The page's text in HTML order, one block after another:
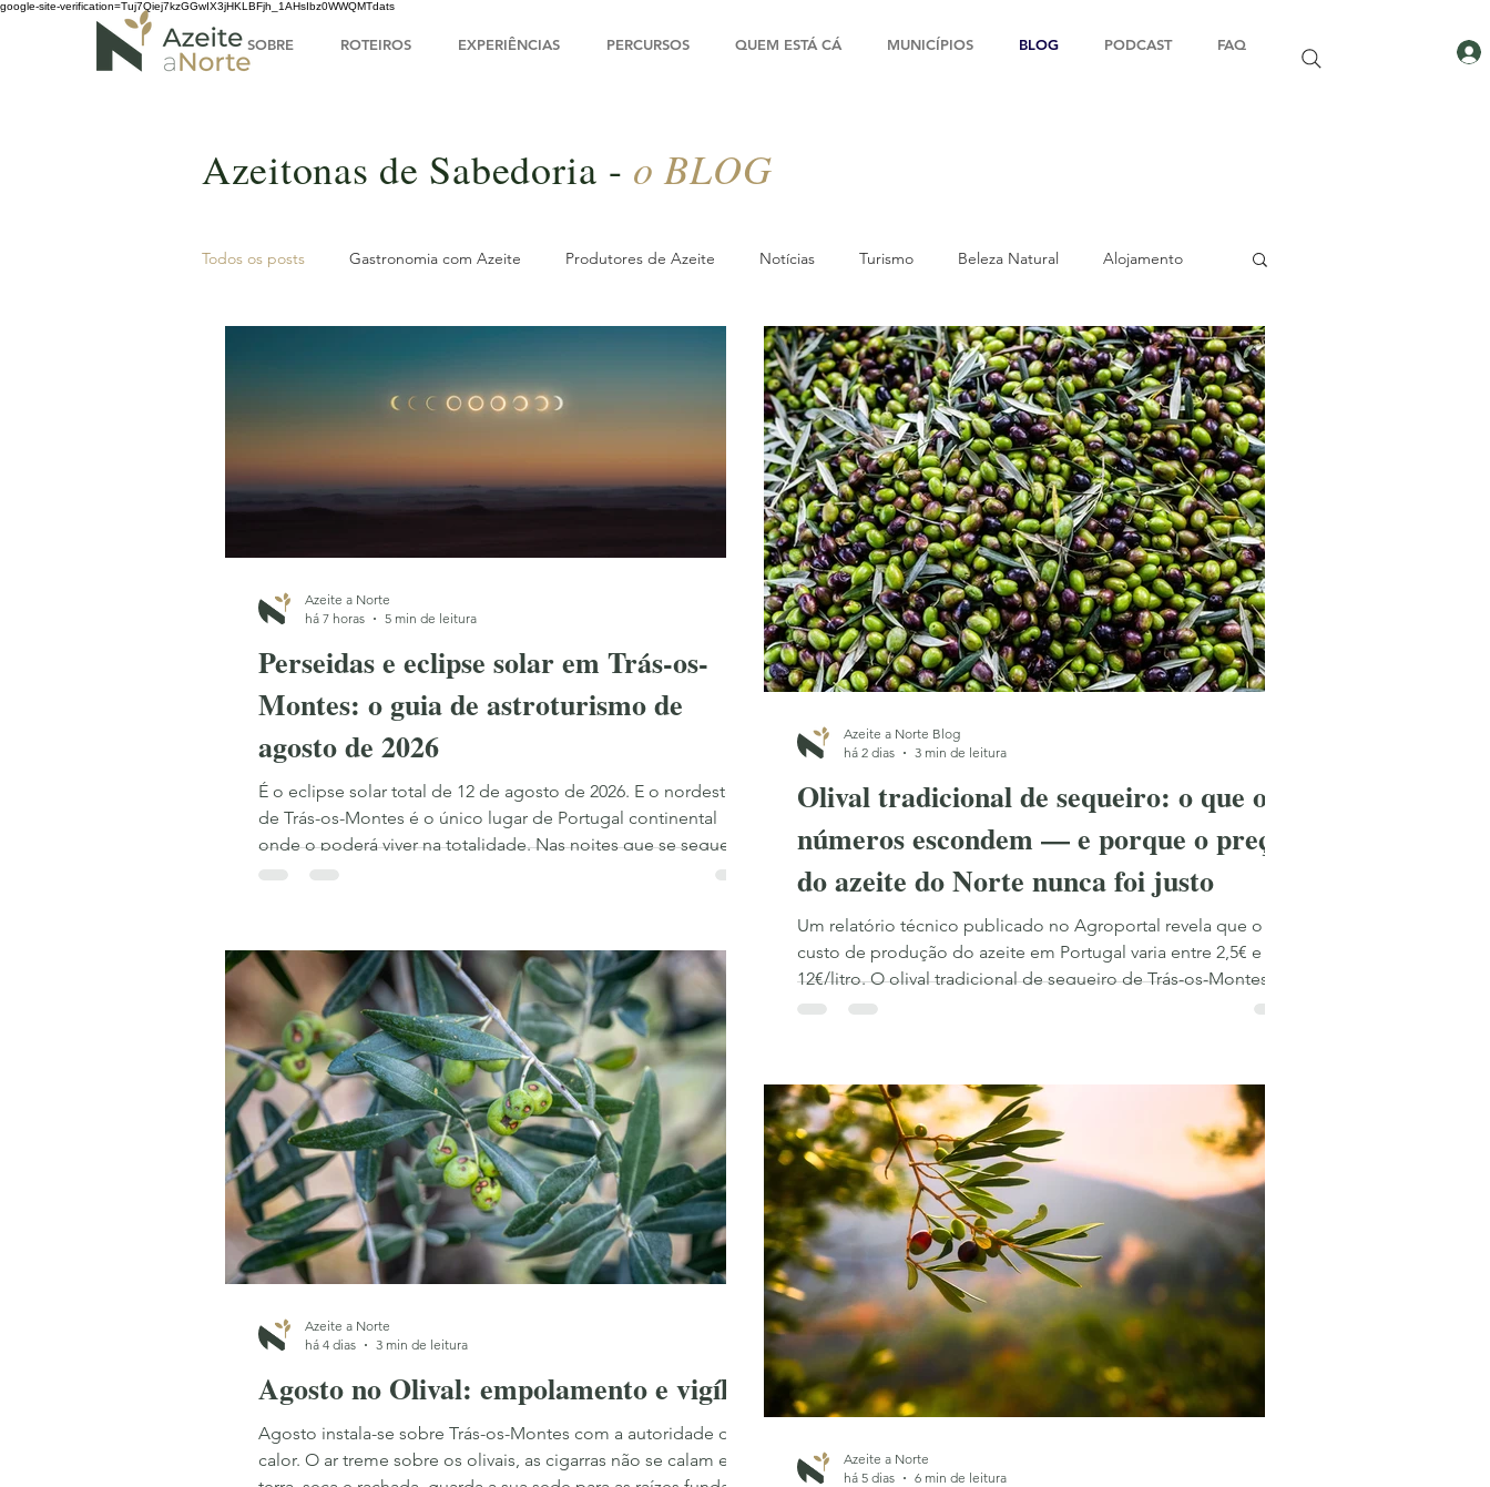
google-site-verification=Tuj7Qiej7kzGGwIX3jHKLBFjh_1AHsIbz0WWQMTdats
SOBRE ROTEIROS EXPERIÊNCIAS PERCURSOS QUEM ESTÁ CÁ MUNICÍPIOS BLOG PODCAST FAQ
Azeitonas de Sabedoria - o BLOG
Todos os posts Gastronomia com Azeite Produtores de Azeite Notícias Turismo Beleza Natural Alojamento
Outono Parceiros Sustentabilidade História
Experiências Azeite Pronto a Reservar
Olival ao longo do ano Slow Travel
Perseidas e eclipse solar em Trás-os-
Montes: o guia de astroturismo de
agosto de 2026
É o eclipse solar total de 12 de agosto de 2026. E o nordeste
de Trás-os-Montes é o único lugar de Portugal continental
onde o poderá viver na totalidade. Nas noites que se seguem,
o mesmo território devolve o céu de outra forma: as Perseidas,
Azeite a Norte
há 7 horas
5 min de leitura
Olival tradicional de sequeiro: o que os
números escondem — e porque o preço
do azeite do Norte nunca foi justo
Um relatório técnico publicado no Agroportal revela que o
custo de produção do azeite em Portugal varia entre 2,5€ e
12€/litro. O olival tradicional de sequeiro de Trás-os-Montes é o
mais caro — e o menos apoiado. O que isso significa para
Azeite a Norte Blog
há 2 dias
3 min de leitura
Agosto no Olival: empolamento e vigília
Agosto instala-se sobre Trás-os-Montes com a autoridade do
calor. O ar treme sobre os olivais, as cigarras não se calam e a
Azeite a Norte
há 4 dias
3 min de leitura
Azeite a Norte
há 5 dias
6 min de leitura